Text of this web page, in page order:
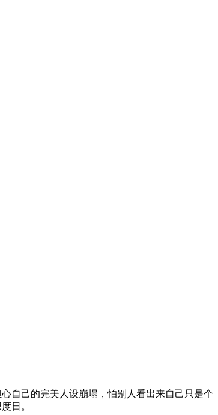
自己的完美人设崩塌，怕别人看出来自己只是个
日。